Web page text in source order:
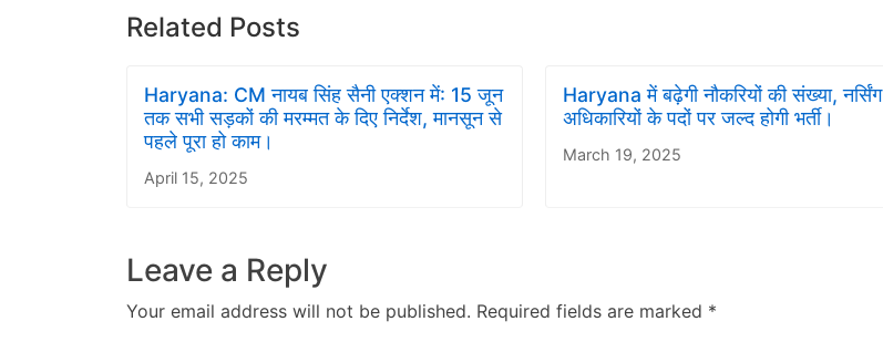
Related Posts
Haryana: CM नायब सिंह सैनी एक्शन में: 15 जून
तक सभी सड़कों की मरम्मत के दिए निर्देश, मानसून से
पहले पूरा हो काम।
April 15, 2025
Haryana में बढ़ेगी नौकरियों की संख्या, नर्सिंग
अधिकारियों के पदों पर जल्द होगी भर्ती।
March 19, 2025
Leave a Reply
Your email address will not be published. Required fields are marked *